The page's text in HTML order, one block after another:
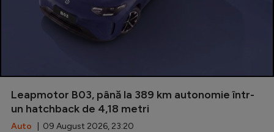
Leapmotor B03, până la 389 km autonomie într-
un hatchback de 4,18 metri
Auto | 09 August 2026, 23:20